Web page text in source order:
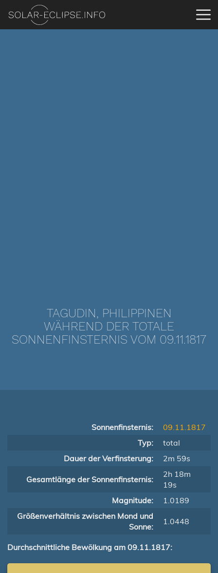
TAGUDIN, PHILIPPINEN
WÄHREND DER TOTALE
SONNENFINSTERNIS VOM 09.11.1817
Sonnenfinsternis:
09.11.1817
Typ:
total
Dauer der Verfinsterung:
2m 59s
Gesamtlänge der Sonnenfinsternis:
2h 18m
19s
Magnitude:
1.0189
Größenverhältnis zwischen Mond und
Sonne:
1.0448
Durchschnittliche Bewölkung am 09.11.1817: